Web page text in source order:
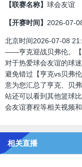
【联赛名称】 球会友谊
【开赛时间】 2026-07-
北京时间2026-07-08
——亨克迎战贝弗伦。【
对于热爱球会友谊的球
避免错过【亨克vs贝弗
意为您汇总了亨克、贝
站还可以看到其他篮球
会友谊赛程等相关视频和
相关直播